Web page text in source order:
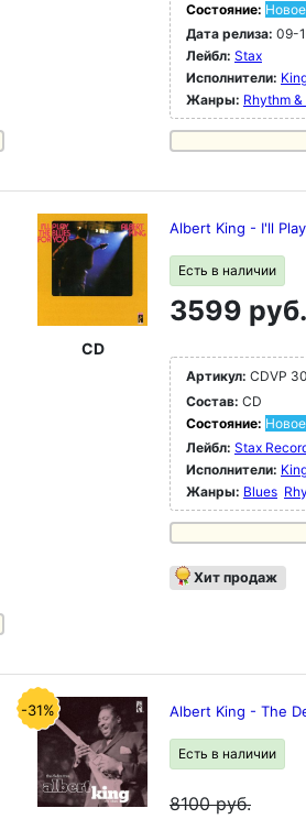
Состояние:
Дата релиза: 09-
Лейбл: Stax
Исполнители:
Жанры: Rhythm
CD
Albert King - I'll
Есть в наличии
3599 руб.
Артикул: CDVP
Состав: CD
Состояние:
Лейбл: Stax
Исполнители:
Жанры: Blues
Хит продаж
-31% Albert King - The
Есть в наличии
8100руб.